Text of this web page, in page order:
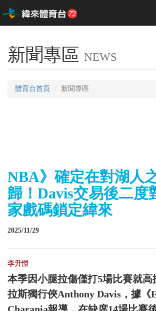
新聞專區 NEWS
體育台首頁 新聞專區
NBA》確定在對湖人
歸！Davis交易後二度
家戲碼鎖定緯來
2025/11/29
李升愷
本季因小腿拉傷僅打5場比賽就高
拉斯獨行俠Anthony Davis，據《